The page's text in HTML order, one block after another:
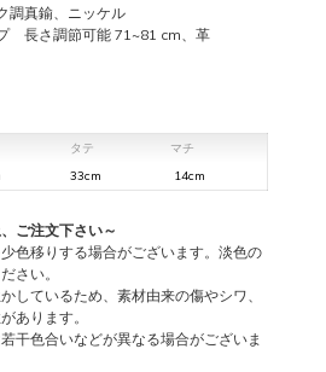
真鍮、ニッケル
長さ調節可能 71~81 cm、革
タテ
マチ
33cm 14cm
ご注文下さい～
色移りする場合がございます。淡色の
さい。
しているため、素材由来の傷やシワ、
あります。
干色合いなどが異なる場合がございま